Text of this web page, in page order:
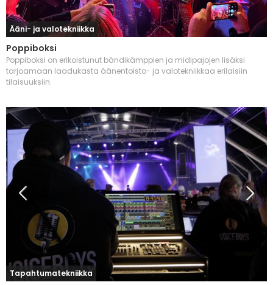
Ääni- ja valotekniikka
Poppiboksi
Poppiboksi on erikoistunut bändikämppien ja midipajojen lisäksi
tarjoamaan laadukasta äänentoisto- ja valotekniikkaa erilaisiin
tilaisuuksiin.
Tapahtumatekniikka